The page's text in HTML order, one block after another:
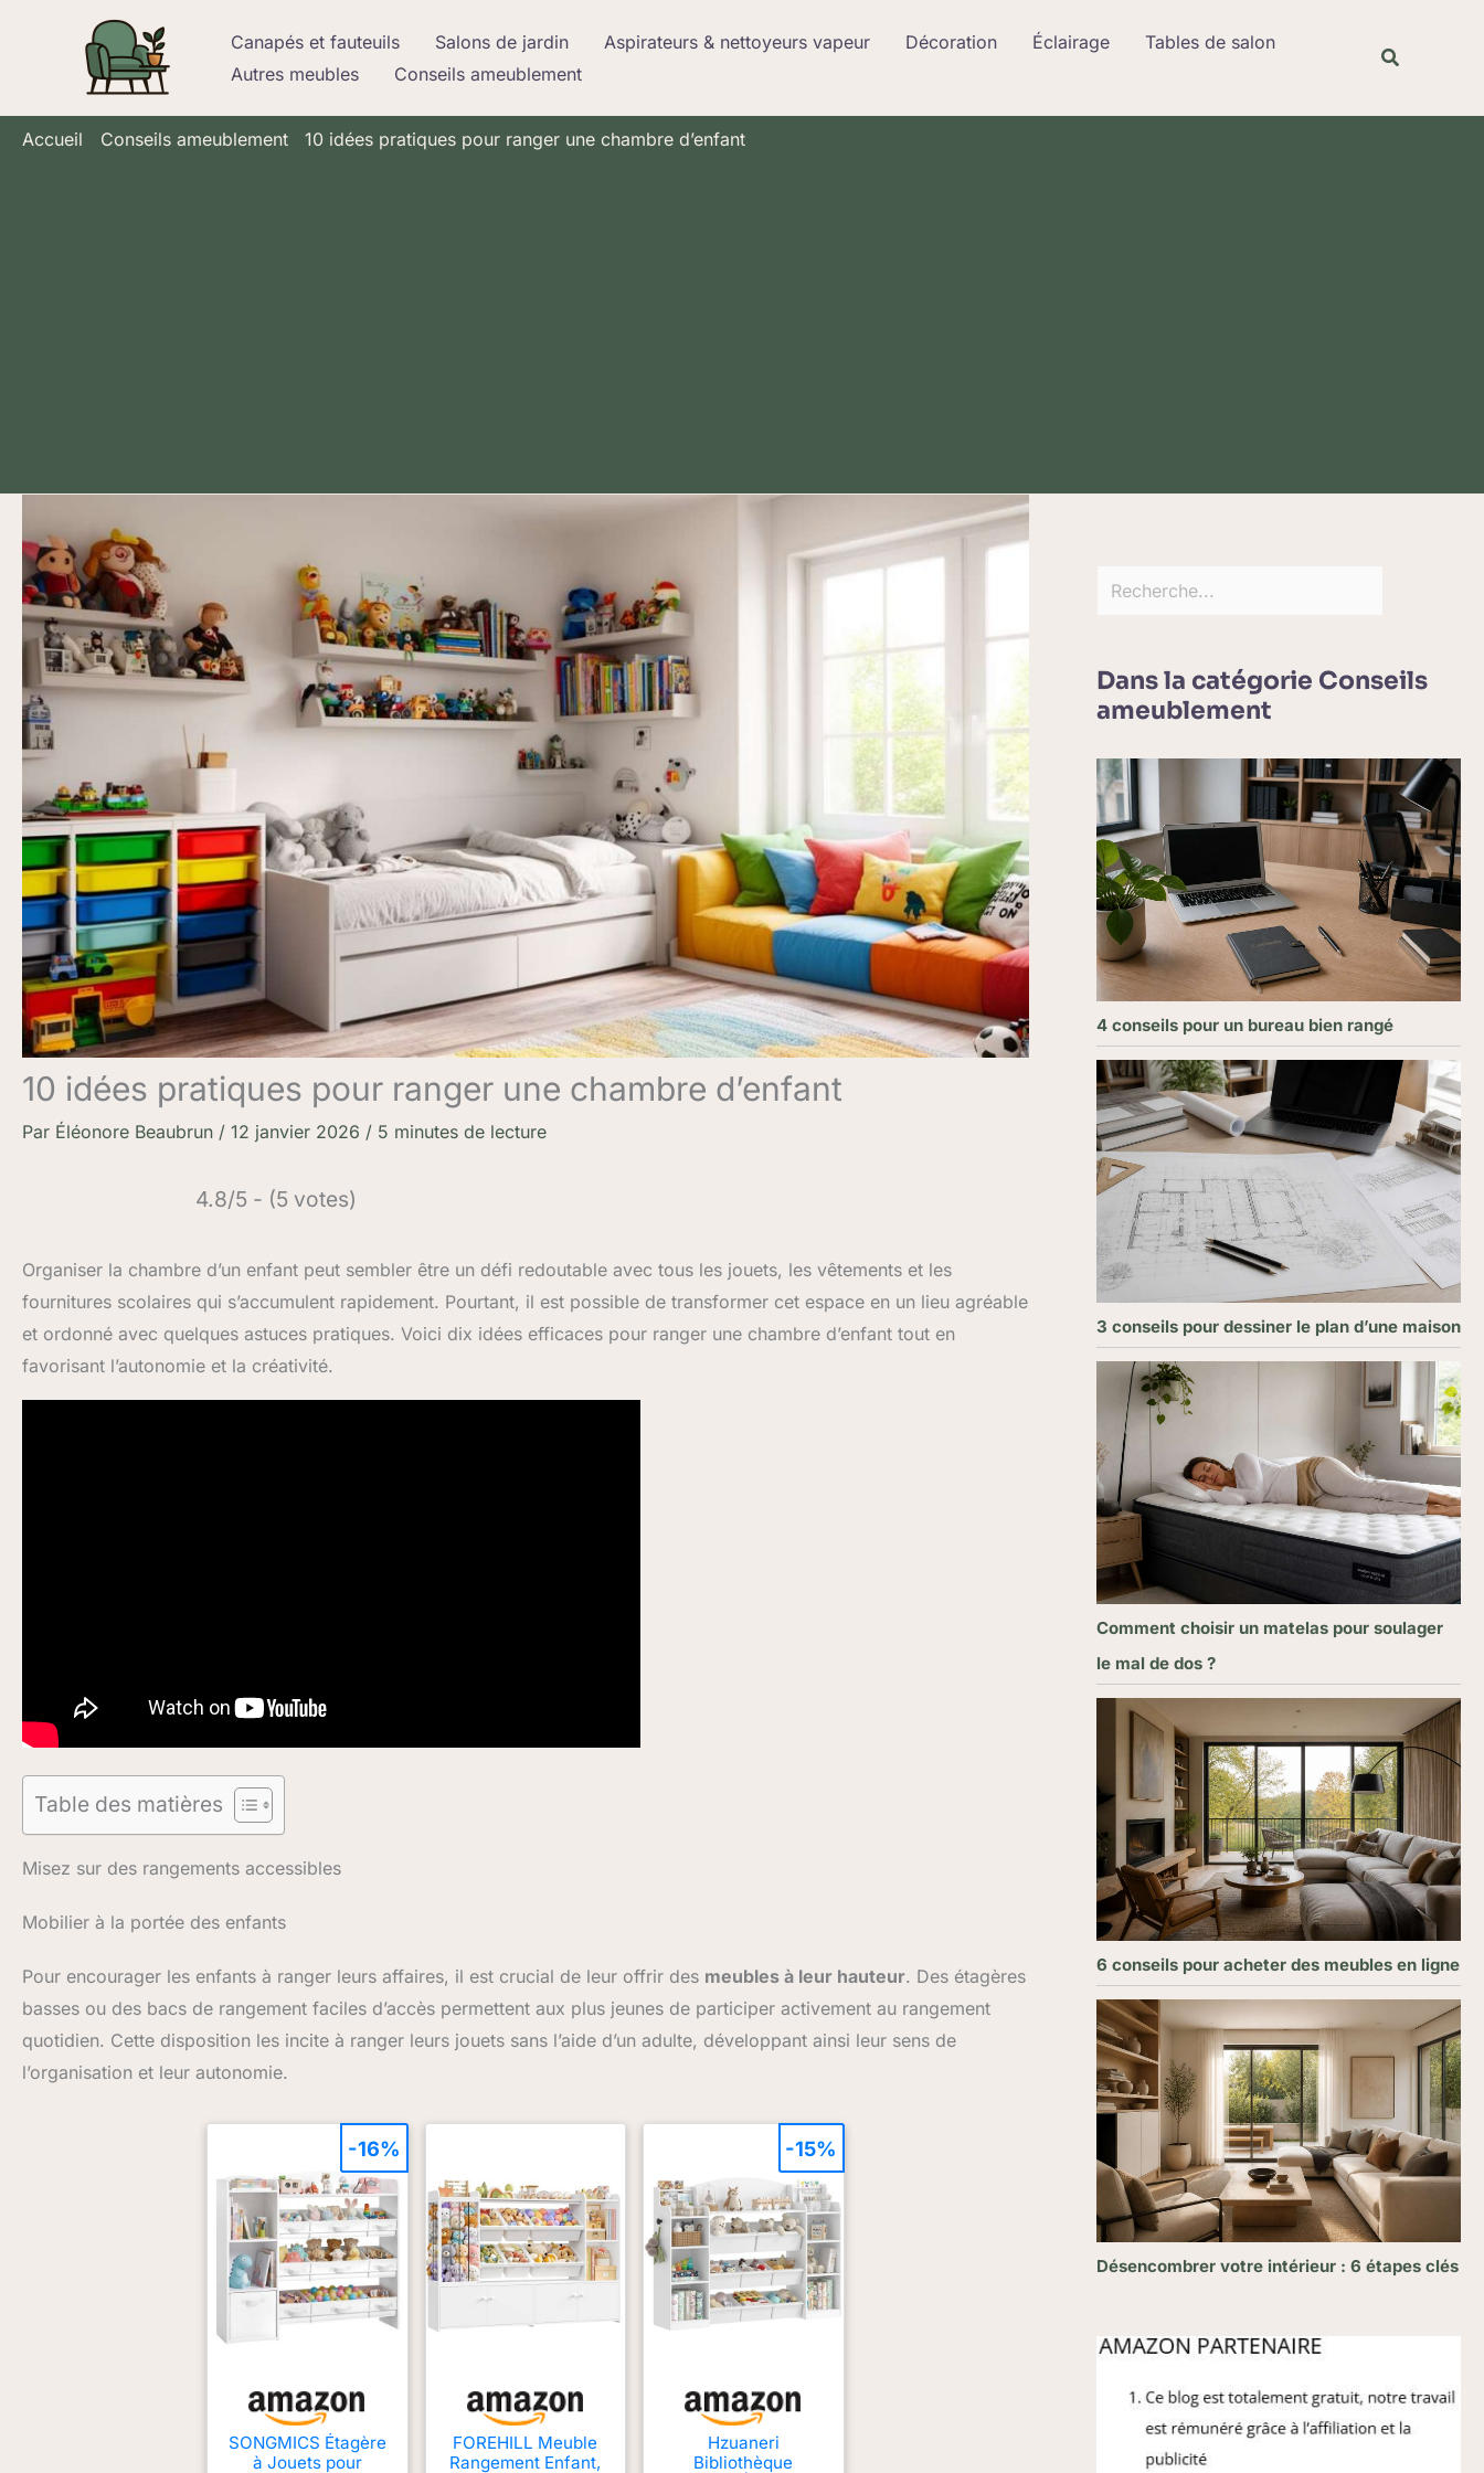
Canapés et fauteuils Salons de jardin Aspirateurs & nettoyeurs vapeur Décoration Éclairage
Tables de salon
Autres meubles
Conseils ameublement
Accueil Conseils ameublement 10 idées pratiques pour ranger une chambre d’enfant
10 idées pratiques pour ranger une chambre d’enfant
Par Éléonore Beaubrun / 12 janvier 2026 / 5 minutes de lecture
4.8/5 - (5 votes)
Organiser la chambre d’un enfant peut sembler être un défi redoutable avec tous les jouets, les vêtements et les
fournitures scolaires qui s’accumulent rapidement. Pourtant, il est possible de transformer cet espace en un lieu agréable
et ordonné avec quelques astuces pratiques. Voici dix idées efficaces pour ranger une chambre d’enfant tout en
favorisant l’autonomie et la créativité.
Table des matières
Misez sur des rangements accessibles
Mobilier à la portée des enfants
Pour encourager les enfants à ranger leurs affaires, il est crucial de leur offrir des meubles à leur hauteur. Des étagères
basses ou des bacs de rangement faciles d’accès permettent aux plus jeunes de participer activement au rangement
quotidien. Cette disposition les incite à ranger leurs jouets sans l’aide d’un adulte, développant ainsi leur sens de
l’organisation et leur autonomie.
SONGMICS Étagère
à Jouets pour
-16%
FOREHILL Meuble
Rangement Enfant,
Hzuaneri
Bibliothèque
-15%
Dans la catégorie Conseils
ameublement
4 conseils pour un bureau bien rangé
3 conseils pour dessiner le plan d’une maison
Comment choisir un matelas pour soulager
le mal de dos ?
6 conseils pour acheter des meubles en ligne
Désencombrer votre intérieur : 6 étapes clés